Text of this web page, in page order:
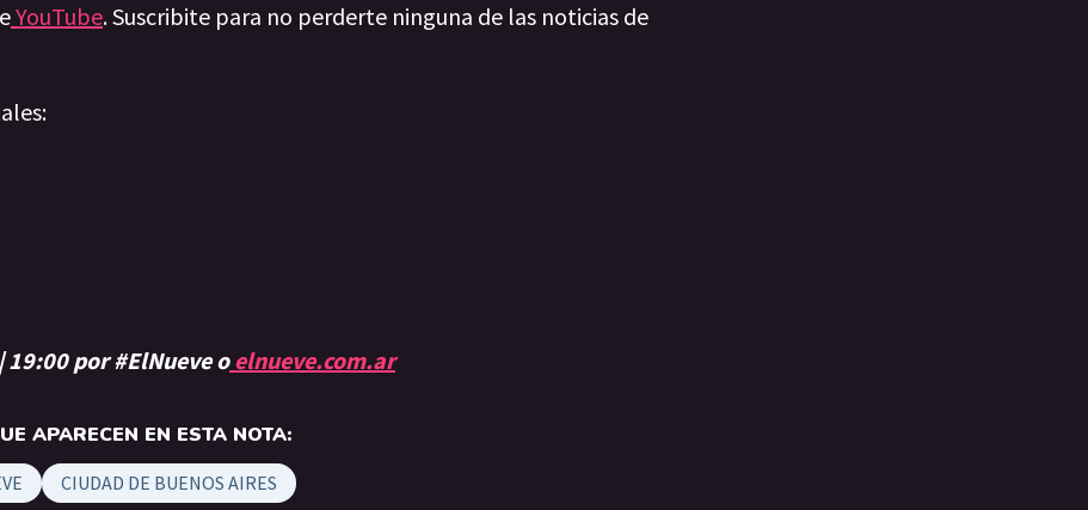
YouTube. Suscribite para no perderte ninguna de las noticias de
por #ElNueve o elnueve.com.ar
APARECEN EN ESTA NOTA:
CIUDAD DE BUENOS AIRES